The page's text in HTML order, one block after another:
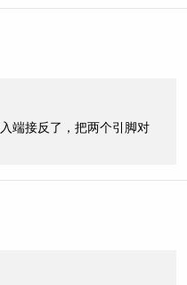
端接反了，把两个引脚对